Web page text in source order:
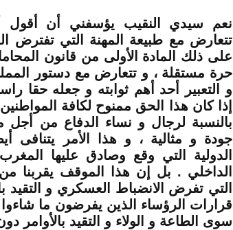
نعم سيدي النقيب يؤسفني أن أقول
تتعارض مع طبيعة المهنة التي تفترض
على ذلك المادة الأولى من قانون
حرة مستقلة ، و تتعارض مع دستور
و التعبير أحد أهم ثوابته و جعله حقا
إذا كان هذا الحق ممنوح لكافة
بالنسبة لرجال و نساء الدفاع من أجل
جودة و مثالية ، و هذا الأمر يتنافى
الدولية التي وقع وصادق عليها
الداخلي . بل إن هذا الموقف يقربنا
التي تفرض الانضباط العسكري و التقيد
قرارات الرؤساء الذين يفرضون ما
سوى الطاعة و الولاء و التقيد